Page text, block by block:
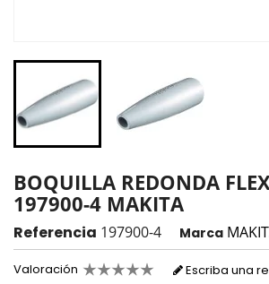
BOQUILLA REDONDA
197900-4 MAKITA
Referencia 197900-4 Marca
Valoración Escriba una